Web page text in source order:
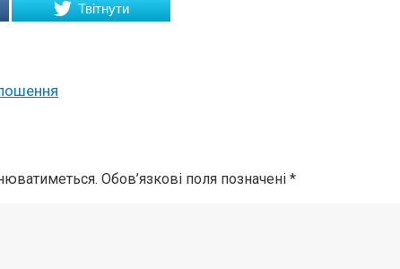
Твітнути
Обов’язкові поля позначені*